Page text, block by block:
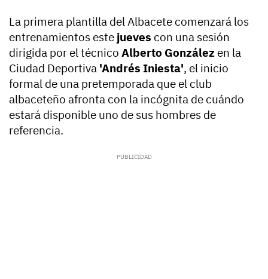
La primera plantilla del Albacete comenzará los
entrenamientos este jueves con una sesión
dirigida por el técnico Alberto González en la
Ciudad Deportiva 'Andrés Iniesta', el inicio
formal de una pretemporada que el club
albaceteño afronta con la incógnita de cuándo
estará disponible uno de sus hombres de
referencia.